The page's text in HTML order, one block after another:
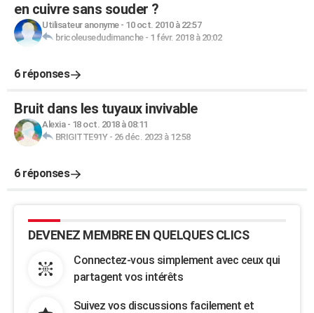
en cuivre sans souder ?
Utilisateur anonyme- 10 oct. 2010 à 22:57
bricoleusedudimanche- 1 févr. 2018 à 20:02
6 réponses
Bruit dans les tuyaux invivable
Alexia- 18 oct. 2018 à 08:11
BRIGITTE91Y- 26 déc. 2023 à 12:58
6 réponses
DEVENEZ MEMBRE EN QUELQUES CLICS
Connectez-vous simplement avec ceux qui
partagent vos intérêts
Suivez vos discussions facilement et